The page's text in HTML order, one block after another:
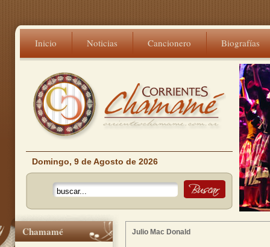
Inicio Noticias Cancionero Biografías
Domingo, 9 de Agosto de 2026
Julio Mac Donald
Chamamé